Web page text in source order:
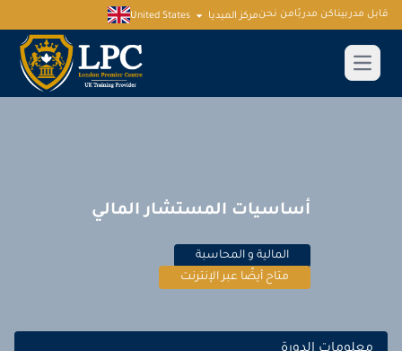
قابل مدربيناكن مدربًامن نحنمركز الميديا United States
أساسيات المستشار المالي
المالية و المحاسبة
متاح أيضًا عبر الإنترنت